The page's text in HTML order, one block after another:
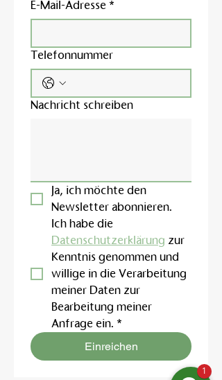
E-Mail-Adresse *
Telefonnummer
Nachricht schreiben
Ja, ich möchte den
Newsletter abonnieren.
Datenschutzerklärung zur
Kenntnis genommen und
willige in die Verarbeitung
meiner Daten zur
Bearbeitung meiner
Anfrage ein. *
Einreichen
1